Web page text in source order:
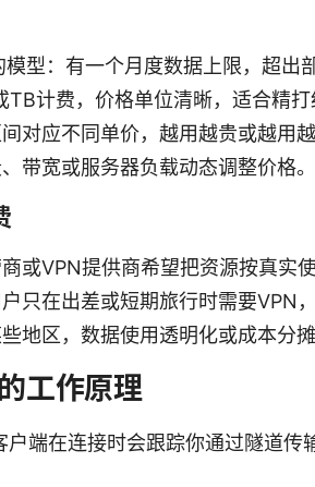
型：有一个月度数据上限，超出
计费，价格单位清晰，适合精打
对应不同单价，越用越贵或越用
带宽或服务器负载动态调整价格。
或VPN提供商希望把资源按真实
只在出差或短期旅行时需要VPN
地区，数据使用透明化或成本分
工作原理
户端在连接时会跟踪你通过隧道传